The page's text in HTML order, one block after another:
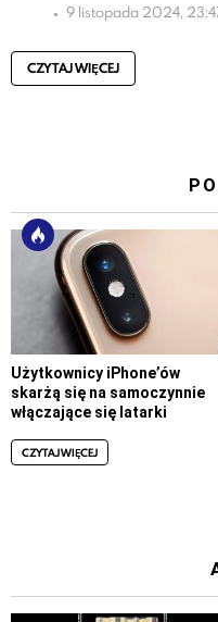
9 listopada 2024,
CZYTAJ WIĘCEJ
Użytkownicy iPhone’ów
skarżą się na samoczynnie
włączające się latarki
CZYTAJ WIĘCEJ